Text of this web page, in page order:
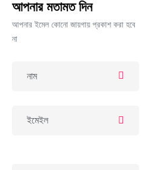
আপনার মতামত দিন
আপনার ইমেল কোনো জায়গায় প্রকাশ করা হবে
না